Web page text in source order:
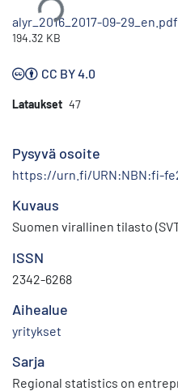
alyr_2016_2017-09-29_en.pdf
194.32 KB
CC BY 4.0
Lataukset 47
Pysyvä osoite
https://urn.fi/URN:NBN:fi-
Kuvaus
Suomen virallinen tilasto
ISSN
2342-6268
Aihealue
yritykset
Sarja
Regional statistics on